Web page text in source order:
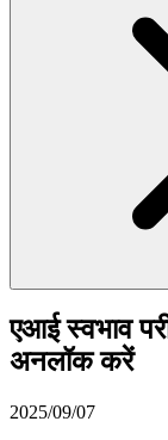
एआई स्वभाव
अनलॉक करें
2025/09/07